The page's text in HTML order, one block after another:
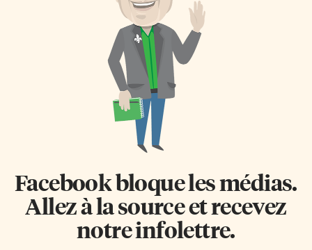
organisaient des combats de
accueille pas loin d’une
douzaine de peintres
francophones différents. On
déambule alors dans cette
atmosphère de vieille distillerie
où d’immenses toiles semblent
secrètement communiquer,
servies par […]
Facebook bloque les médias.
Allez à la source et recevez
notre infolettre.